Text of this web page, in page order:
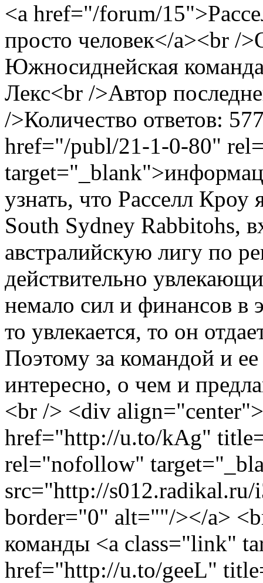
<a href="/forum/
просто человек</a><br /
Южносиднейская
Лекс<br />Автор
/>Количество ответов:
href="/publ/21-1-0-80"
узнать, что Расселл Кроу
South Sydney Rabbitohs,
австралийскую лигу по
действительно
немало сил и финансов в
то увлекается, то он
Поэтому за командой и
интересно, о чем и
<br /> <div
href="http://u.to/kAg"
rel="nofollow"
src="http://
border="0" alt=""/></a>
команды <a class="link"
href="http://u.to/geeL"